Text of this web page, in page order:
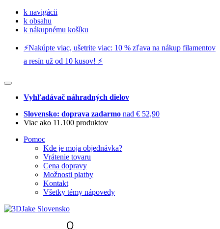
k navigácii
k obsahu
k nákupnému košíku
⚡️Nakúpte viac, ušetrite viac: 10 % zľava na nákup filamentov
a resín už od 10 kusov! ⚡️
Vyhľadávač náhradných dielov
Slovensko: doprava zadarmo nad € 52,90
Viac ako 11.100 produktov
Pomoc
Kde je moja objednávka?
Vrátenie tovaru
Cena dopravy
Možnosti platby
Kontakt
Všetky témy nápovedy